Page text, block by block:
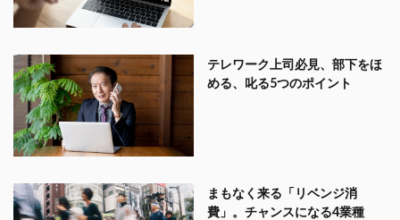
テレワーク上司必見、部下をほ
める、叱る5つのポイント
まもなく来る「リベンジ消
費」。チャンスになる4業種